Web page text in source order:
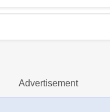
عرض الكل
Advertisement